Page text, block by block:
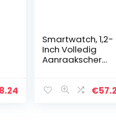
Smartwatch, 1,2-
Inch Volledig
Aanraakscherm,
Waterdicht
€